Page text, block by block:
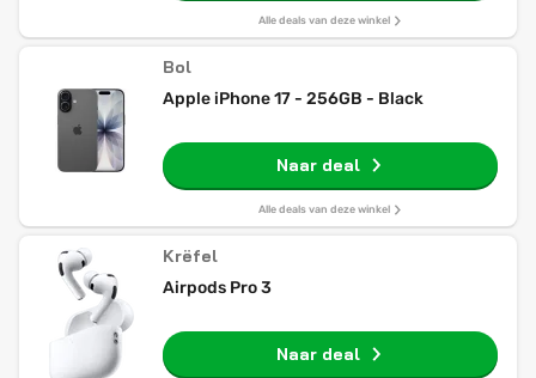
Alle deals van deze winkel
Bol
Apple iPhone 17 - 256GB - Black
Naar deal
Alle deals van deze winkel
Krëfel
Airpods Pro 3
Naar deal